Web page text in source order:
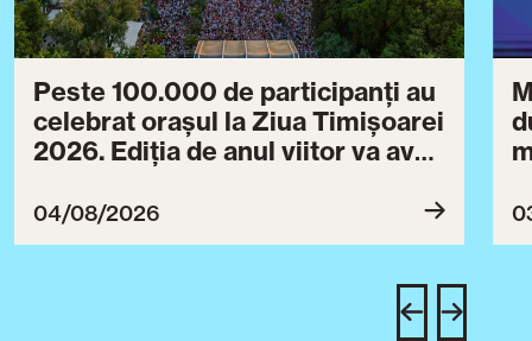
Peste 100.000 de participanți au
celebrat orașul la Ziua Timișoarei
2026. Ediția de anul viitor va avea
04/08/2026